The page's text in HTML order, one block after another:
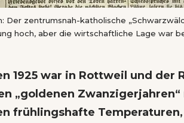
Der zentrumsnah-katholische
hoch, aber die wirtschaftliche Lage war
1925 war in Rottweil und der
„goldenen Zwanzigerjahren“
frühlingshafte